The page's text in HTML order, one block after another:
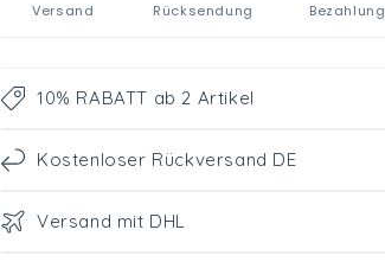
Versand
Rücksendung
Bezahlung
10% RABATT ab 2 Artikel
Kostenloser Rückversand DE
Versand mit DHL